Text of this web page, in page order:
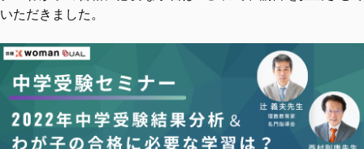
いただきました。